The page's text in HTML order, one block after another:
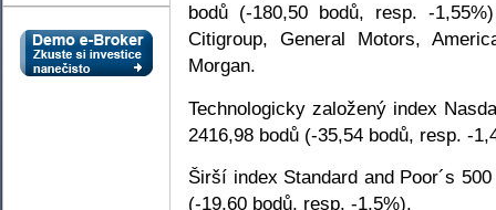
bodů (-180,50 bodů, resp. -
Citigroup, General Motors,
Morgan.
Technologicky založený index
2416,98 bodů (-35,54 bodů, resp. -
Širší index Standard and Poor´s
(-19,60 bodů, resp. -1,5%).